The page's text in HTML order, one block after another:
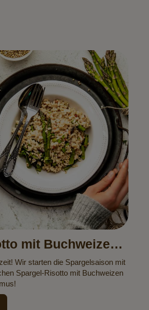
mit Buchweizen
Wir starten die Spargelsaison mit
Spargel-Risotto mit Buchweizen